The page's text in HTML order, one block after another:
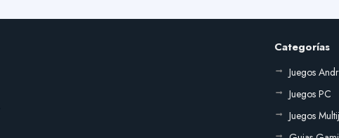
Categorías
Juegos
Juegos PC
Juegos